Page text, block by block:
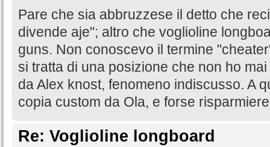
Pare che sia abbruzzese il detto che
divende aje"; altro che voglioline
guns. Non conoscevo il termine
si tratta di una posizione che non ho
da Alex knost, fenomeno indiscusso. A
copia custom da Ola, e forse
Re: Voglioline longboard